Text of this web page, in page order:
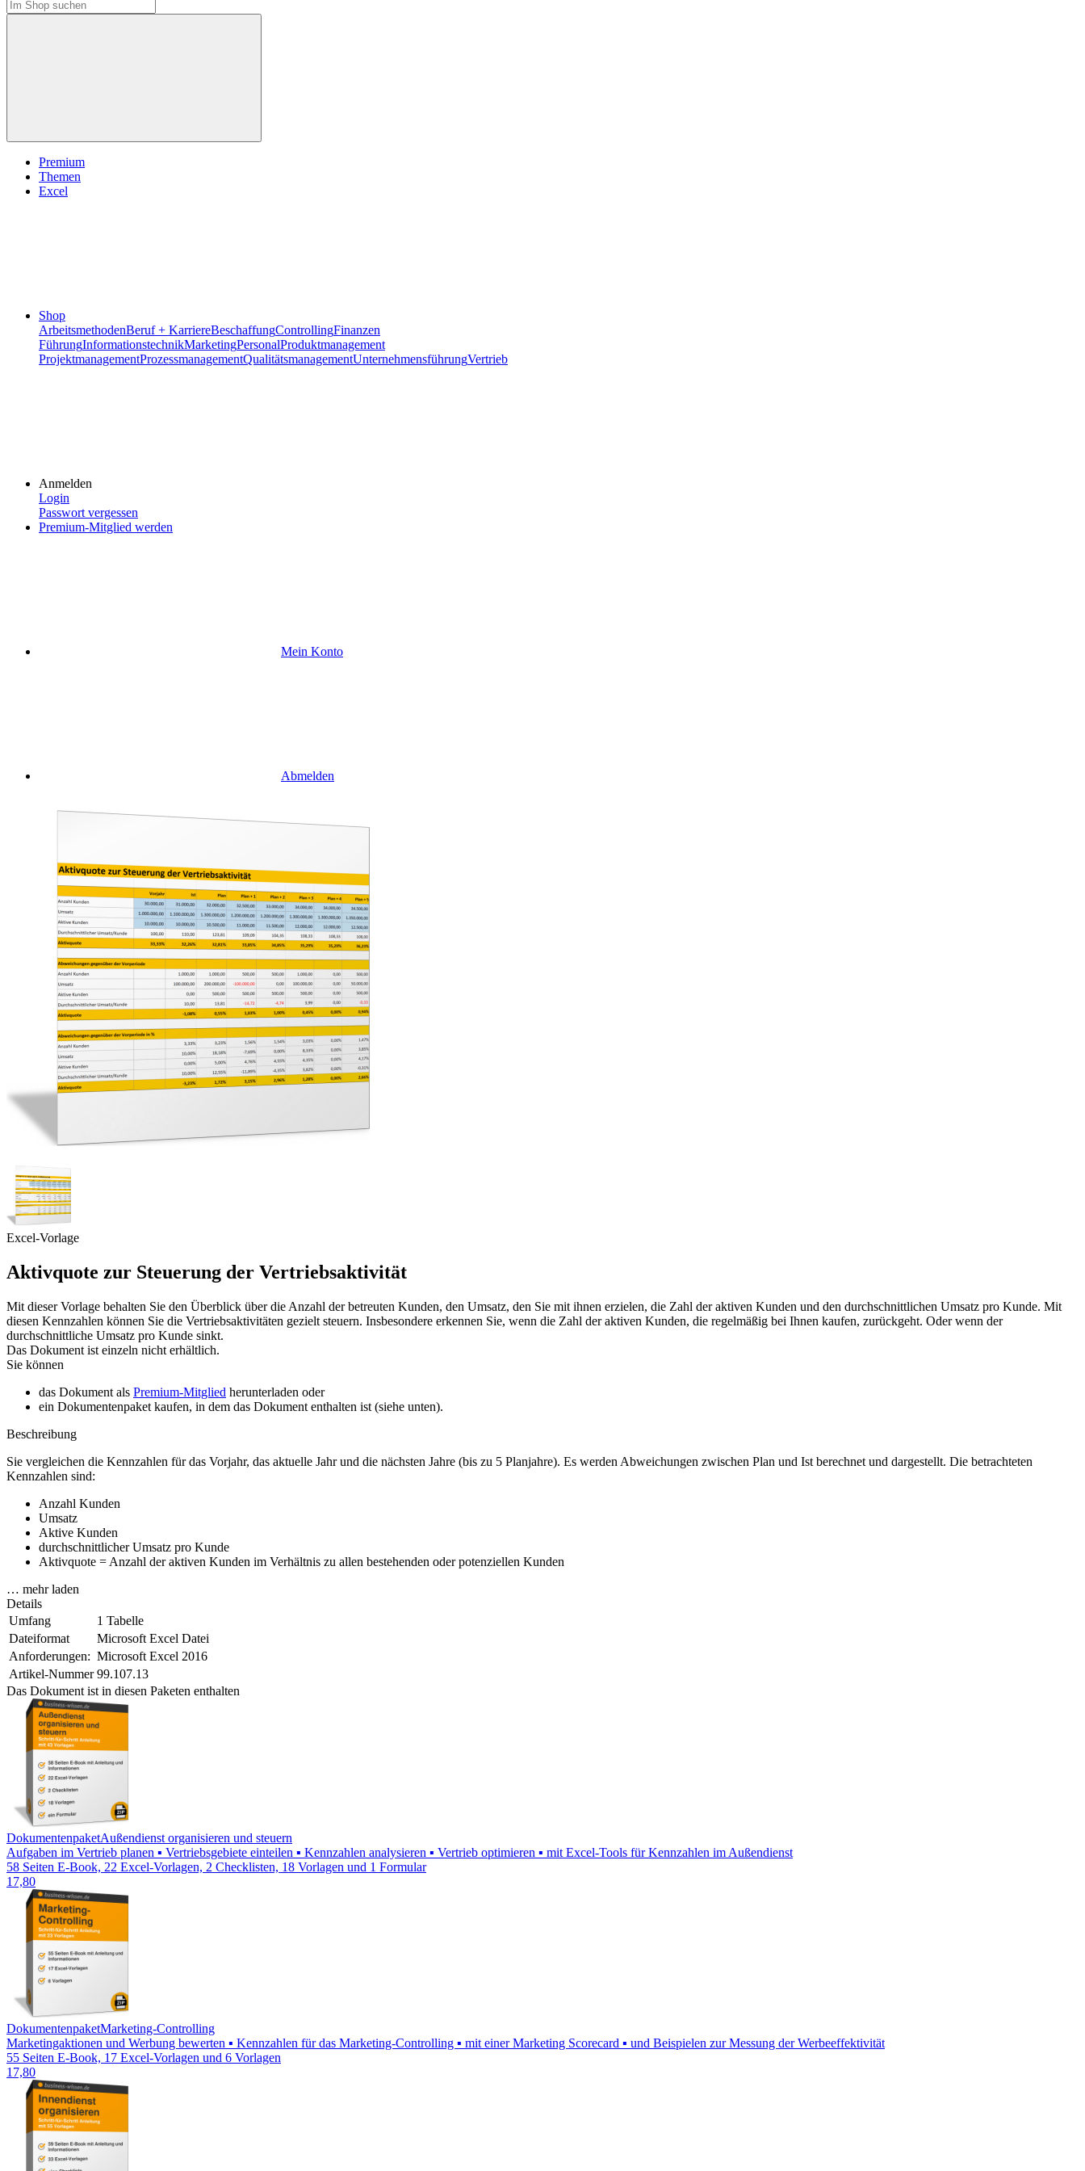
Premium
Themen
Excel
Shop
ArbeitsmethodenBeruf + KarriereBeschaffungControllingFinanzen
FührungInformationstechnikMarketingPersonalProduktmanagement
ProjektmanagementProzessmanagementQualitätsmanagementUnternehmensführungVertrieb
Anmelden
Login
Passwort vergessen
Premium-Mitglied werden
Mein Konto
Abmelden
Excel-Vorlage
Aktivquote zur Steuerung der Vertriebsaktivität
Mit dieser Vorlage behalten Sie den Überblick über die Anzahl der betreuten Kunden, den Umsatz, den Sie mit ihnen erzielen, die Zahl der aktiven Kunden und den durchschnittlichen Umsatz pro Kunde. Mit
diesen Kennzahlen können Sie die Vertriebsaktivitäten gezielt steuern. Insbesondere erkennen Sie, wenn die Zahl der aktiven Kunden, die regelmäßig bei Ihnen kaufen, zurückgeht. Oder wenn der
durchschnittliche Umsatz pro Kunde sinkt.
Das Dokument ist einzeln nicht erhältlich.
Sie können
das Dokument als Premium-Mitglied herunterladen oder
ein Dokumentenpaket kaufen, in dem das Dokument enthalten ist (siehe unten).
Beschreibung
Sie vergleichen die Kennzahlen für das Vorjahr, das aktuelle Jahr und die nächsten Jahre (bis zu 5 Planjahre). Es werden Abweichungen zwischen Plan und Ist berechnet und dargestellt. Die betrachteten
Kennzahlen sind:
Anzahl Kunden
Umsatz
Aktive Kunden
durchschnittlicher Umsatz pro Kunde
Aktivquote = Anzahl der aktiven Kunden im Verhältnis zu allen bestehenden oder potenziellen Kunden
… mehr laden
Details
Umfang
1 Tabelle
Dateiformat
Microsoft Excel Datei
Anforderungen: Microsoft Excel 2016
Artikel-Nummer 99.107.13
Das Dokument ist in diesen Paketen enthalten
DokumentenpaketAußendienst organisieren und steuern
Aufgaben im Vertrieb planen ▪ Vertriebsgebiete einteilen ▪ Kennzahlen analysieren ▪ Vertrieb optimieren ▪ mit Excel-Tools für Kennzahlen im Außendienst
58 Seiten E-Book, 22 Excel-Vorlagen, 2 Checklisten, 18 Vorlagen und 1 Formular
17,80
DokumentenpaketMarketing-Controlling
Marketingaktionen und Werbung bewerten ▪ Kennzahlen für das Marketing-Controlling ▪ mit einer Marketing Scorecard ▪ und Beispielen zur Messung der Werbeeffektivität
55 Seiten E-Book, 17 Excel-Vorlagen und 6 Vorlagen
17,80